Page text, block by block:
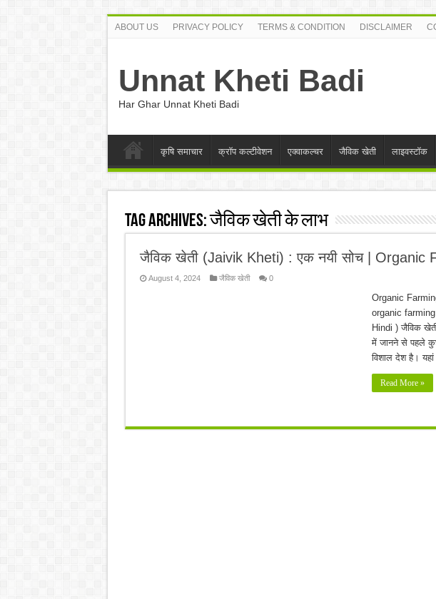
ABOUT US PRIVACY POLICY TERMS & CONDITION DISCLAIMER
Unnat Kheti Badi
Har Ghar Unnat Kheti Badi
कृषि समाचार क्रॉप कल्टीवेशन एक्वाकल्चर जैविक खेती लाइवस्टॉक
Tag Archives:जैविक खेती के लाभ
जैविक खेती (Jaivik Kheti) : एक नयी सोच | Organic
August 4, 2024 जैविक खेती 0
Organic
organic
Hindi ) जैविक
में जानने से पहले
विशाल देश है।
Read More »